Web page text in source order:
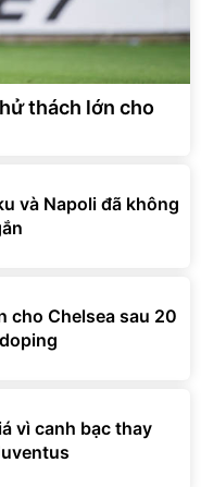
thách lớn cho
và Napoli đã không
cho Chelsea sau 20
vì canh bạc thay